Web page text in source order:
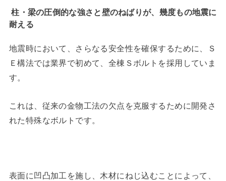
柱・梁の圧倒的な強さと壁のねばりが、幾度もの地震に
耐える
地震時において、さらなる安全性を確保するために、Ｓ
Ｅ構法では業界で初めて、全棟Ｓボルトを採用していま
す。
これは、従来の金物工法の欠点を克服するために開発さ
れた特殊なボルトです。
表面に凹凸加工を施し、木材にねじ込むことによって、